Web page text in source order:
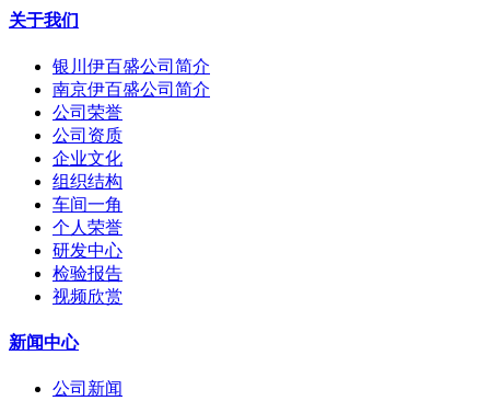
关于我们
银川伊百盛公司简介
南京伊百盛公司简介
公司荣誉
公司资质
企业文化
组织结构
车间一角
个人荣誉
研发中心
检验报告
视频欣赏
新闻中心
公司新闻